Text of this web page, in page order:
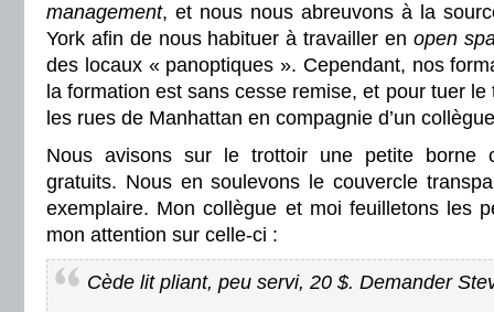
management, et nous nous abreuvons à la
York afin de nous habituer à travailler en open
des locaux « panoptiques ». Cependant, nos
la formation est sans cesse remise, et pour tuer
les rues de Manhattan en compagnie d’un
Nous avisons sur le trottoir une petite borne
gratuits. Nous en soulevons le couvercle
exemplaire. Mon collègue et moi feuilletons les
mon attention sur celle-ci :
Cède lit pliant, peu servi, 20 $. Demander